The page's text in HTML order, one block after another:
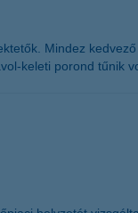
Mindez
keleti porond tűnik